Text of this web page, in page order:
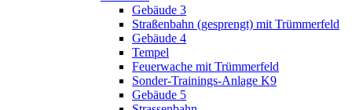
Gebäude 3
Straßenbahn (gesprengt) mit Trümmerfeld
Gebäude 4
Tempel
Feuerwache mit Trümmerfeld
Sonder-Trainings-Anlage K9
Gebäude 5